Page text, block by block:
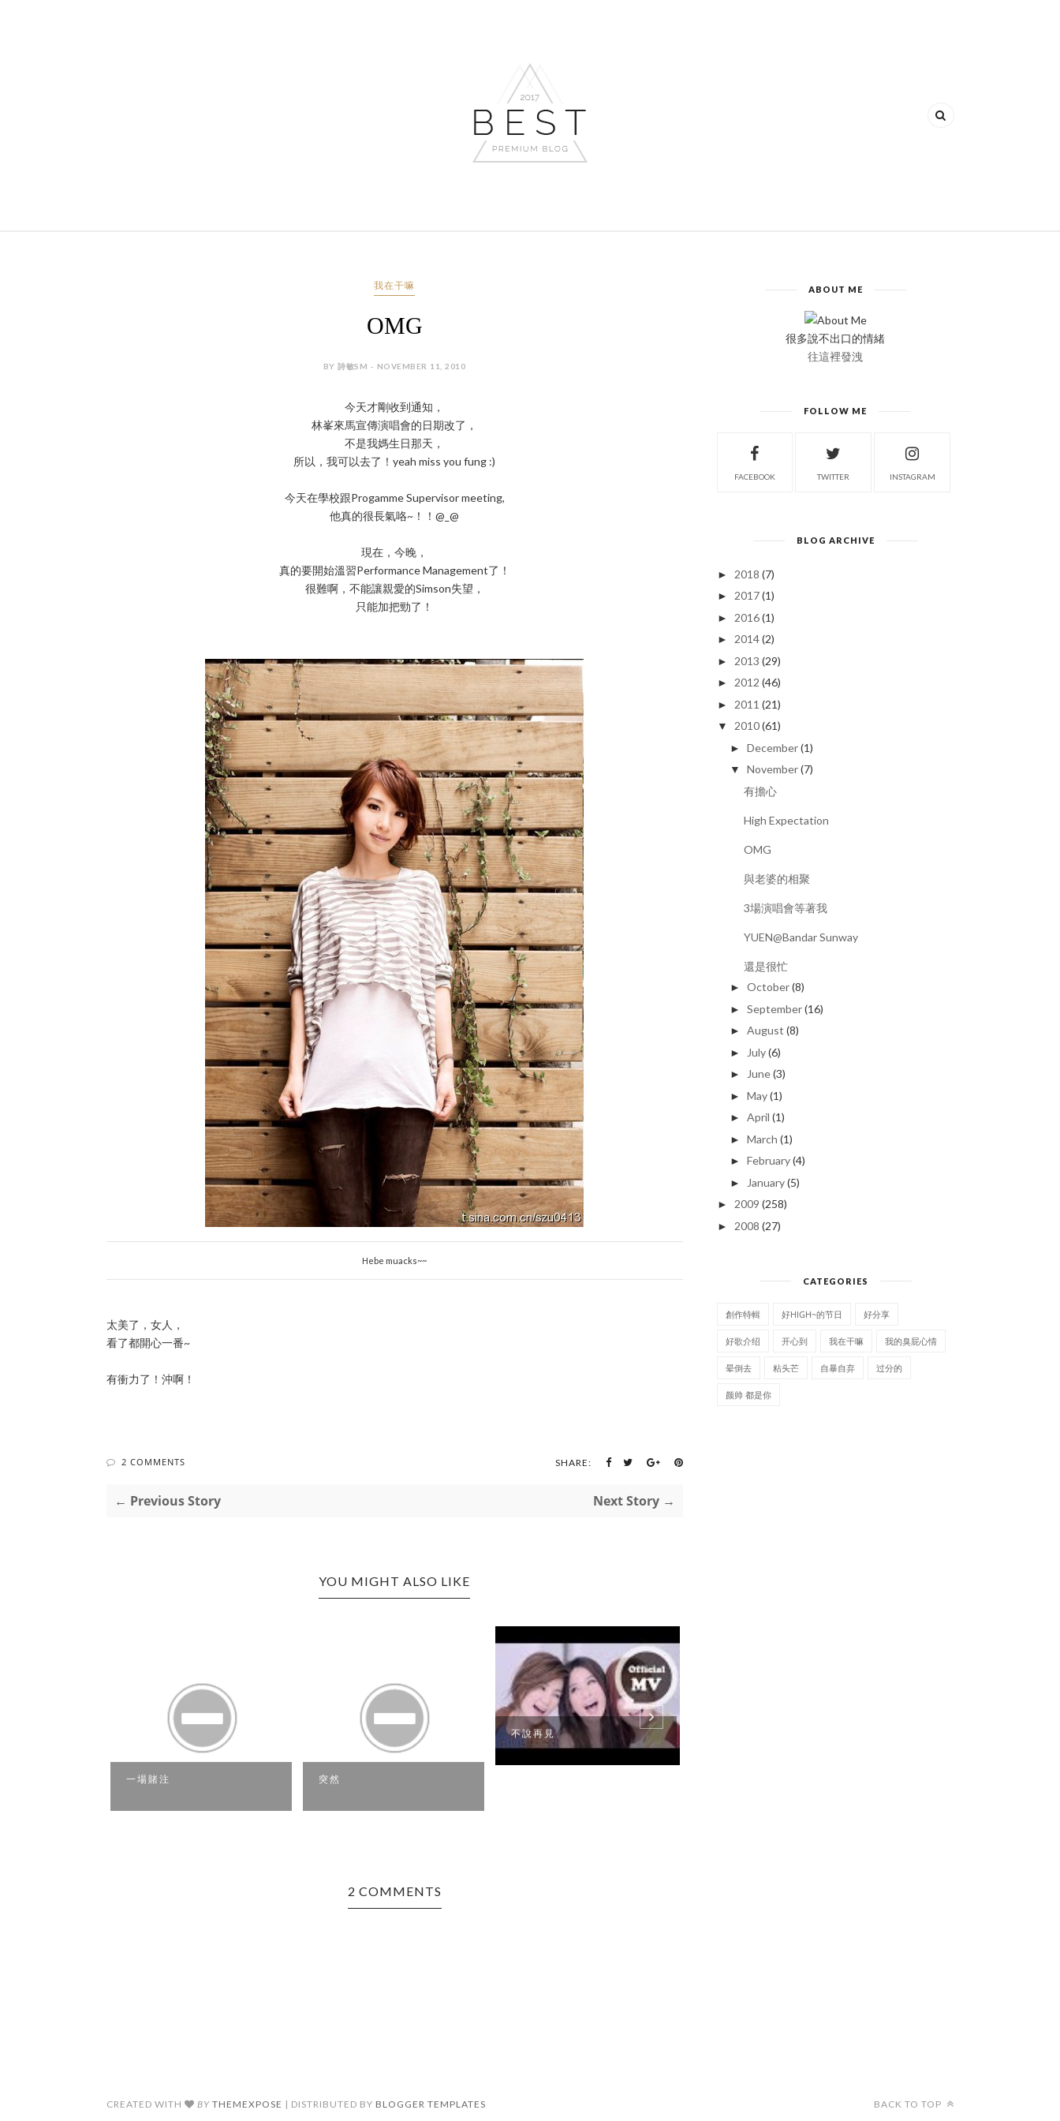
我在干嘛
OMG
BY 詩敏SM - NOVEMBER 11, 2010
今天才剛收到通知，
林峯來馬宣傳演唱會的日期改了，
不是我媽生日那天，
所以，我可以去了！yeah miss you fung :)
今天在學校跟Progamme Supervisor meeting,
他真的很長氣咯~！！@_@
現在，今晚，
真的要開始溫習Performance Management了！
很難啊，不能讓親愛的Simson失望，
只能加把勁了！
Hebe muacks~~
太美了，女人，
看了都開心一番~
有衝力了！沖啊！
2 COMMENTS SHARE:
← Previous Story Next Story →
YOU MIGHT ALSO LIKE
一場賭注 突然
不說再見
2 COMMENTS
ABOUT ME
很多說不出口的情緒
往這裡發洩
FOLLOW ME
FACEBOOK TWITTER INSTAGRAM
BLOG ARCHIVE
► 2018 (7)
► 2017 (1)
► 2016 (1)
► 2014 (2)
► 2013 (29)
► 2012 (46)
► 2011 (21)
▼ 2010 (61)
►December(1)
▼ November(7)
有擔心
High Expectation
OMG
與老婆的相聚
3場演唱會等著我
YUEN@Bandar Sunway
還是很忙
►October(8)
►September(16)
►August (8)
► July(6)
► June(3)
►May(1)
►April (1)
►March (1)
►February(4)
► January(5)
► 2009 (258)
► 2008 (27)
CATEGORIES
創作特輯 好HIGH~的节日 好分享
好歌介绍 开心到 我在干嘛 我的臭屁心情
晕倒去 粘头芒 自暴自弃 过分的
颜帅 都是你
CREATED WITH BY THEMEXPOSE | DISTRIBUTED BY BLOGGER TEMPLATES BACK TO TOP